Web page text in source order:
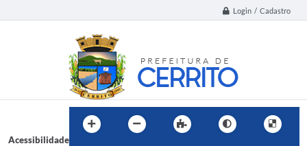
Login / Cadastro
Acessibilidade